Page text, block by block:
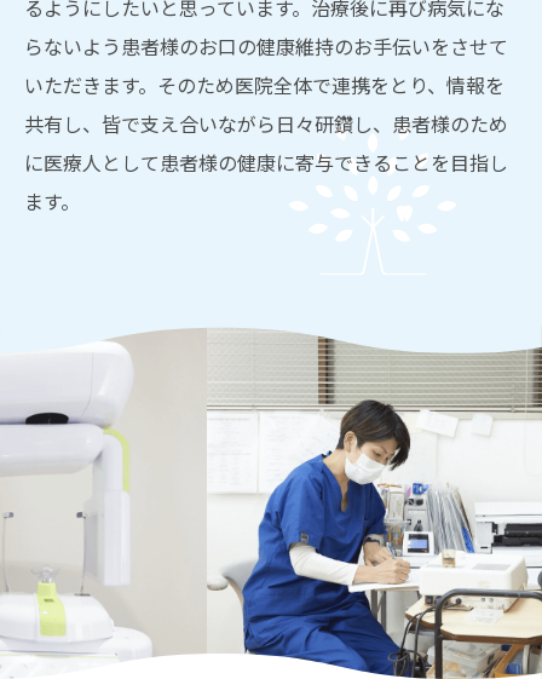
るようにしたいと思っています。治療後に再び病気にな
らないよう患者様のお口の健康維持のお手伝いをさせて
いただきます。そのため医院全体で連携をとり、情報を
共有し、皆で支え合いながら日々研鑽し、患者様のため
に医療人として患者様の健康に寄与できることを目指し
ます。